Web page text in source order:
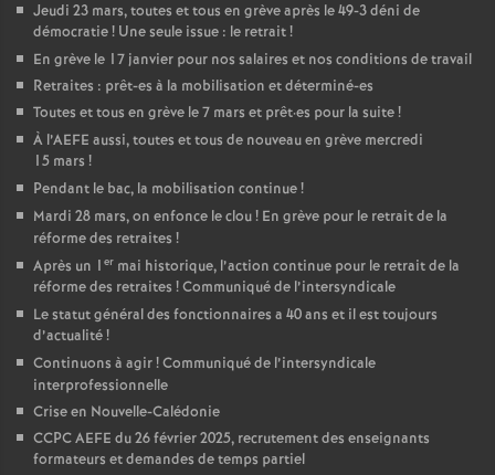
Jeudi 23 mars, toutes et tous en grève après le 49-3 déni de
démocratie! Une seule issue : le retrait!
En grève le 17 janvier pour nos salaires et nos conditions de travail
Retraites : prêt-es à la mobilisation et déterminé-es
Toutes et tous en grève le 7 mars et prêt·es pour la suite!
À l’AEFE aussi, toutes et tous de nouveau en grève mercredi
15 mars !
Pendant le bac, la mobilisation continue!
Mardi 28 mars, on enfonce le clou! En grève pour le retrait de la
réforme des retraites !
Après un 1 er mai historique, l’action continue pour le retrait de la
réforme des retraites ! Communiqué de l’intersyndicale
Le statut général des fonctionnaires a 40 ans et il est toujours
d’actualité!
Continuons à agir! Communiqué de l’intersyndicale
interprofessionnelle
Crise en Nouvelle-Calédonie
CCPC AEFE du 26 février 2025, recrutement des enseignants
formateurs et demandes de temps partiel